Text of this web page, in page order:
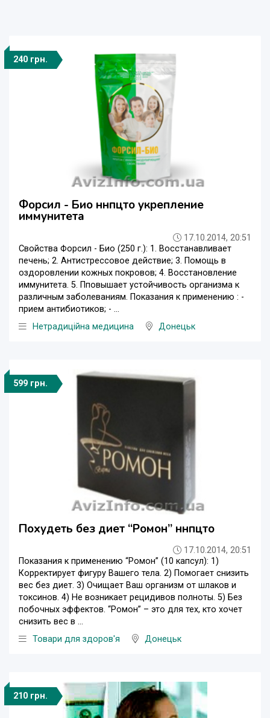
240 грн.
Форсил - Био ннпцто укрепление
иммунитета
17.10.2014, 20:51
Свойства Форсил - Био (250 г.): 1. Восстанавливает
печень; 2. Антистрессовое действие; 3. Помощь в
оздоровлении кожных покровов; 4. Восстановление
иммунитета. 5. Пповышает устойчивость организма к
различным заболеваниям. Показания к применению : -
прием антибиотиков; - ...
Нетрадиційна медицина
Донецьк
599 грн.
Похудеть без диет “Ромон” ннпцто
17.10.2014, 20:51
Показания к применению “Ромон” (10 капсул): 1)
Корректирует фигуру Вашего тела. 2) Помогает снизить
вес без диет. 3) Очищает Ваш организм от шлаков и
токсинов. 4) Не возникает рецидивов полноты. 5) Без
побочных эффектов. “Ромон” – это для тех, кто хочет
снизить вес в ...
Товари для здоров'я
Донецьк
210 грн.